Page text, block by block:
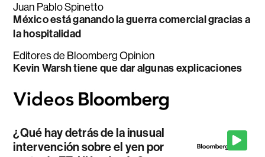
Juan Pablo Spinetto
México está ganando la guerra comercial gracias a
la hospitalidad
Editores de Bloomberg Opinion
Kevin Warsh tiene que dar algunas explicaciones
¿Qué hay detrás de la inusual
intervención sobre el yen por